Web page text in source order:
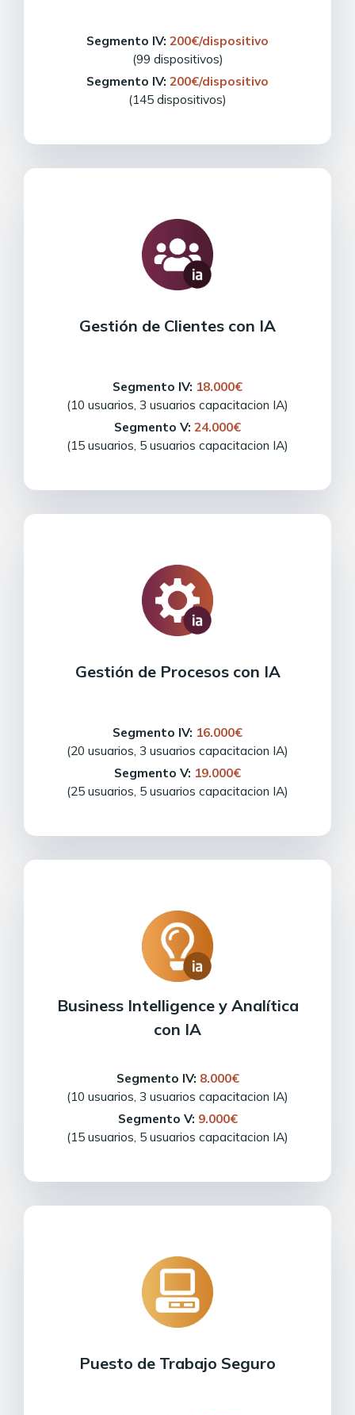
Segmento IV: 200€/dispositivo
(99 dispositivos)
Segmento IV: 200€/dispositivo
(145 dispositivos)
Gestión de Clientes con IA
Segmento IV: 18.000€
(10 usuarios, 3 usuarios capacitacion IA)
Segmento V: 24.000€
(15 usuarios, 5 usuarios capacitacion IA)
Gestión de Procesos con IA
Segmento IV: 16.000€
(20 usuarios, 3 usuarios capacitacion IA)
Segmento V: 19.000€
(25 usuarios, 5 usuarios capacitacion IA)
Business Intelligence y Analítica
con IA
Segmento IV: 8.000€
(10 usuarios, 3 usuarios capacitacion IA)
Segmento V: 9.000€
(15 usuarios, 5 usuarios capacitacion IA)
Puesto de Trabajo Seguro